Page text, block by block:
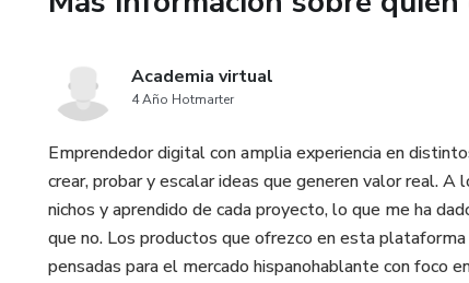
primera semana.
Academia virtual
4 Año Hotmarter
Emprendedor digital con amplia experiencia en
crear, probar y escalar ideas que generen valor real.
nichos y aprendido de cada proyecto, lo que me ha
que no. Los productos que ofrezco en esta
pensadas para el mercado hispanohablante con foco